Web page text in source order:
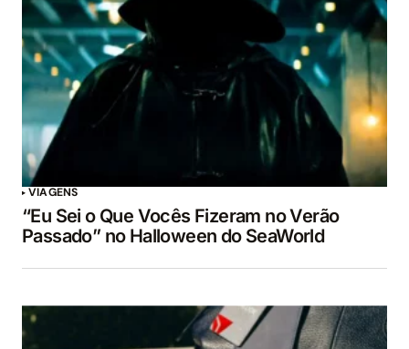
VIAGENS
“Eu Sei o Que Vocês Fizeram no Verão
Passado” no Halloween do SeaWorld